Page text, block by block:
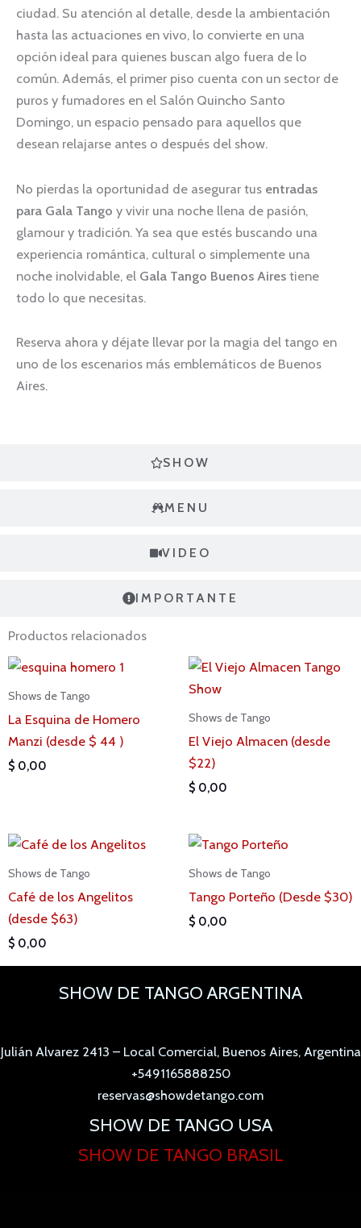
SHOW
MENU
VIDEO
IMPORTANTE
ciudad. Su atención al detalle, desde la ambientación
hasta las actuaciones en vivo, lo convierte en una
opción ideal para quienes buscan algo fuera de lo
común. Además, el primer piso cuenta con un sector de
puros y fumadores en el Salón Quincho Santo
Domingo, un espacio pensado para aquellos que
desean relajarse antes o después del show.
No pierdas la oportunidad de asegurar tus entradas
para Gala Tango y vivir una noche llena de pasión,
glamour y tradición. Ya sea que estés buscando una
experiencia romántica, cultural o simplemente una
noche inolvidable, el Gala Tango Buenos Aires tiene
todo lo que necesitas.
Reserva ahora y déjate llevar por la magia del tango en
uno de los escenarios más emblemáticos de Buenos
Aires.
Productos relacionados
Shows de Tango
La Esquina de Homero
Manzi (desde $ 44 )
$ 0,00
Shows de Tango
El Viejo Almacen (desde
$22)
$ 0,00
Shows de Tango
Café de los Angelitos
(desde $63)
$ 0,00
Shows de Tango
Tango Porteño (Desde $30)
$ 0,00
SHOW DE TANGO ARGENTINA
Julián Alvarez 2413 – Local Comercial, Buenos Aires, Argentina
+5491165888250
reservas@showdetango.com
SHOW DE TANGO USA
SHOW DE TANGO BRASIL